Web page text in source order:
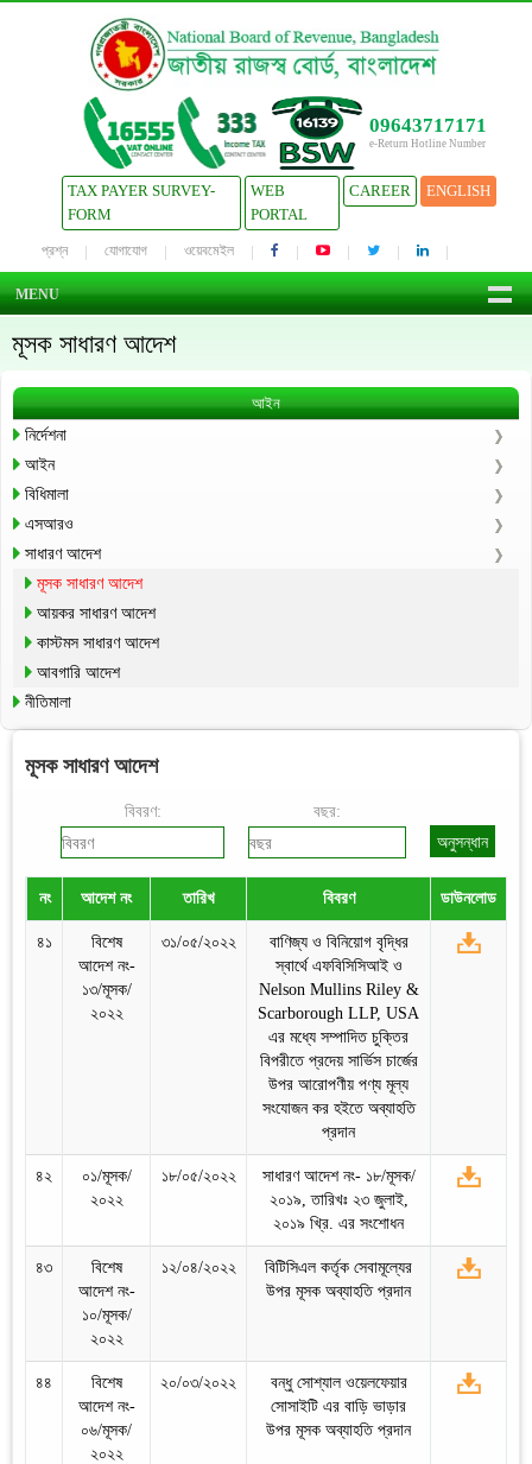
09643717171
e-Return Hotline Number
TAX PAYER SURVEY-
FORM
WEB
PORTAL
CAREER ENGLISH
প্রশ্ন যোগাযোগ ওয়েবমেইল
MENU
মূসক সাধারণ আদেশ
আইন
নির্দেশনা
আইন
বিধিমালা
এসআরও
সাধারণ আদেশ
মূসক সাধারণ আদেশ
আয়কর সাধারণ আদেশ
কাস্টমস সাধারণ আদেশ
আবগারি আদেশ
নীতিমালা
মূসক সাধারণ আদেশ
বিবরণ: বছর:
নং আদেশ নং তারিখ বিবরণ ডাউনলোড
৪১
বিশেষ
আদেশ নং-
১৩/মূসক/
২০২২
৩১/০৫/২০২২
বাণিজ্য ও বিনিয়োগ বৃদ্ধির
স্বার্থে এফবিসিসিআই ও
Nelson Mullins Riley &
Scarborough LLP, USA
এর মধ্যে সম্পাদিত চুক্তির
বিপরীতে প্রদেয় সার্ভিস চার্জের
উপর আরোপণীয় পণ্য মূল্য
সংযোজন কর হইতে অব্যাহতি
প্রদান
৪২
০১/মূসক/
২০২২
১৮/০৫/২০২২
সাধারণ আদেশ নং- ১৮/মূসক/
২০১৯, তারিখঃ ২৩ জুলাই,
২০১৯ খ্রি. এর সংশোধন
৪৩
বিশেষ
আদেশ নং-
১০/মূসক/
২০২২
১২/০৪/২০২২
বিটিসিএল কর্তৃক সেবামূল্যের
উপর মূসক অব্যাহতি প্রদান
৪৪
বিশেষ
আদেশ নং-
০৬/মূসক/
২০২২
২০/০৩/২০২২
বন্ধু সোশ্যাল ওয়েলফেয়ার
সোসাইটি এর বাড়ি ভাড়ার
উপর মূসক অব্যাহতি প্রদান